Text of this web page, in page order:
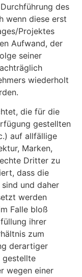
des
wenn diese erst
Projektes
Aufwand, der
seiner
wiederholt
die für die
gestellten
auf allfällige
Marken,
Dritter zu
dass die
und daher
werden
Falle bloß
ihrer
zum
derartiger
gestellte
wegen einer